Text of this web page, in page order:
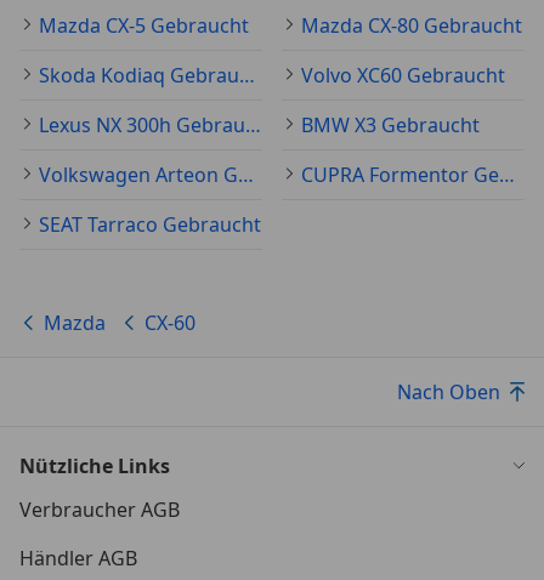
Schadstoffarm nach Abgasnorm Euro 6e
Scheibenwischer mit Regensensor
Scheinwerfer LED
Seitenairbag hinten
Seitenairbag vorn
Smart Key
USB-Anschluss hinten
Zentralverriegelung
Mazda CX-5 Gebraucht
Mazda CX-80 Gebraucht
Skoda Kodiaq Gebraucht
Volvo XC60 Gebraucht
Lexus NX 300h Gebraucht
BMW X3 Gebraucht
Volkswagen Arteon Gebraucht
CUPRA Formentor Gebraucht
SEAT Tarraco Gebraucht
Mazda CX-60
Nach Oben
Nützliche Links
Verbraucher AGB
Händler AGB